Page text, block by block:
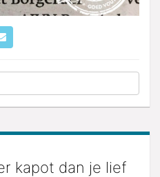
kapot dan je lief